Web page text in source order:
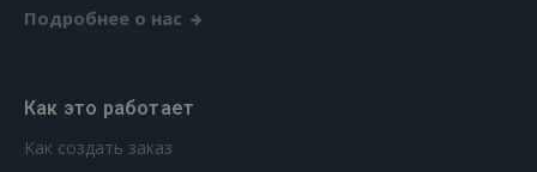
Подробнее о нас
Как это работает
Как создать заказ